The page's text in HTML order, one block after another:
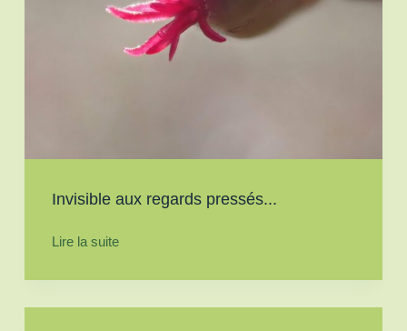
Invisible aux regards pressés...
Lire la suite